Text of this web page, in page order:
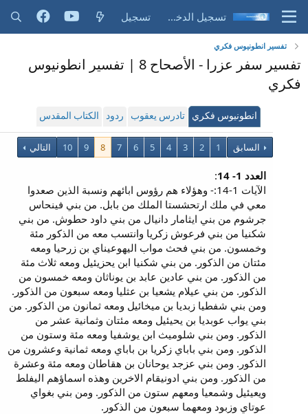
تسجيل الدخول تسجيل
تفسير انطونيوس فكري
تفسير سفر عزرا - الأصحاح 8 | تفسير انطونيوس
فكري
انطونيوس فكري تادرس يعقوب ردود الكتاب المقدس
السابق 1
2
3
4
5
6
7
8
9
10 التالي
العدد 1- 14
:
الآيات 1-14:- وهؤلاء هم رؤوس ابائهم ونسبة الذين صعدوا
معي في ملك ارتحشستا الملك من بابل. من بني فينحاس
جرشوم من بني ايثامار دانيال من بني داود حطوش. من بني
شكنيا من بني فرعوش زكريا وانتسب معه من الذكور مئة
وخمسون. من بني فحث مواب اليهوعيناي بن زرحيا ومعه
مئتان من الذكور. من بني شكنيا ابن يحزيئيل ومعه ثلاث مئة
من الذكور. من بني عادين عابد بن يوناثان ومعه خمسون من
الذكور. من بني عيلام يشعيا بن عثليا ومعه سبعون من الذكور.
ومن بني شفطيا زبديا بن ميخائيل ومعه ثمانون من الذكور. من
بني يواب عوبديا بن يحيئيل ومعه مئتان وثمانية عشر من
الذكور. ومن بني شلوميث ابن يوشفيا ومعه مئة وستون من
الذكور. ومن بني باباي زكريا بن باباي ومعه ثمانية وعشرون من
الذكور. ومن بني عزجد يوحانان بن هقاطان ومعه مئة وعشرة
من الذكور. ومن بني ادونيقام الاخرين وهذه اسماؤهم اليفلط
ويعيئيل وشمعيا ومعهم ستون من الذكور. ومن بني بغواي
عوتاي وزبود ومعهما سبعون من الذكور.